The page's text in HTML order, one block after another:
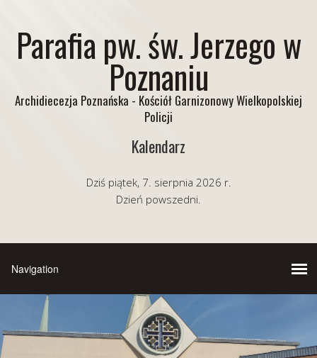
Parafia pw. św. Jerzego w
Poznaniu
Archidiecezja Poznańska - Kościół Garnizonowy Wielkopolskiej
Policji
Kalendarz
Dziś piątek, 7. sierpnia 2026 r.
Dzień powszedni.